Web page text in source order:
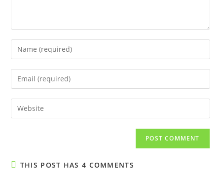
Enter
your
name
comment
Enter
your
email
address
Enter
your
THIS POST HAS 4 COMMENTS